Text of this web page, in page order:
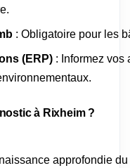
: Obligatoire pour les
(ERP) : Informez vos
à Rixheim ?
approfondie